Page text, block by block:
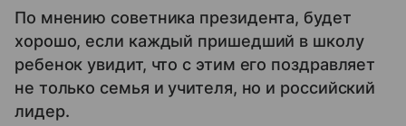
По мнению советника президента, будет
хорошо, если каждый пришедший в школу
ребенок увидит, что с этим его поздравляет
не только семья и учителя, но и российский
лидер.